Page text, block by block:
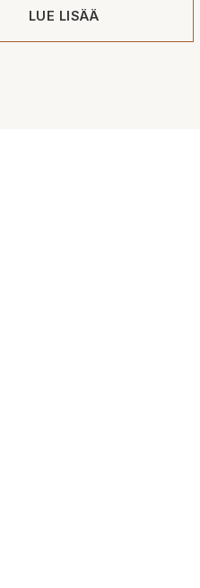
LUE LISÄÄ